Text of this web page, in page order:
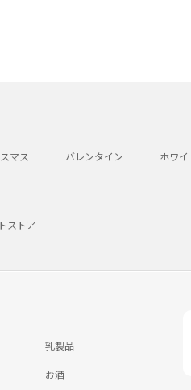
マス バレンタイン ホワ
ストア
乳製品
お酒